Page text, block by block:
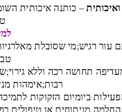
– כותנה איכותית
עור רגיש;מי שסובלת
תחושה רכה וללא גירוי;
רבות;אימהות
ביומיום הזקוקות
החלמה מניתוחים או טיפולים